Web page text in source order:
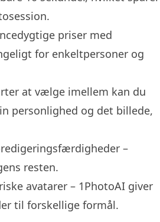
priser med
for enkeltpersoner og
at vælge imellem kan du
personlighed og det billede,
–
resten.
avatarer – 1PhotoAI giver
til forskellige formål.